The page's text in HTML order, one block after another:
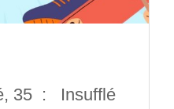
35 : Insufflé